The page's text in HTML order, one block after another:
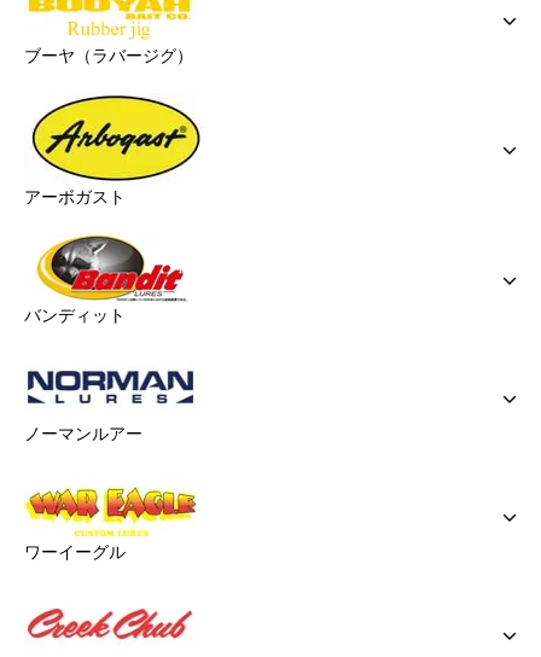
ブーヤ（ラバージグ）
アーボガスト
バンディット
ノーマンルアー
ワーイーグル